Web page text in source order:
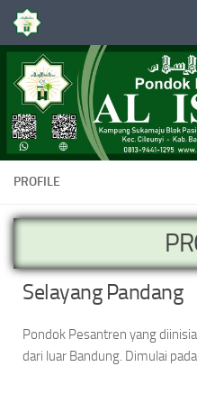
Skip to content
PROFILE
Selayang Pandang
Pondok Pesantren yang
dari luar Bandung. Dimulai